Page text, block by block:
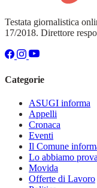
Testata giornalistica
17/2018. Direttore
Categorie
ASUGI informa
Appelli
Cronaca
Eventi
Il Comune
Lo abbiamo
Movida
Offerte di Lavoro